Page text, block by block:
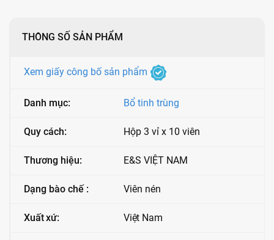
THÔNG SỐ SẢN PHẨM
Xem giấy công bố sản phẩm
Danh mục: Bổ tinh trùng
Quy cách: Hộp 3 vỉ x 10 viên
Thương hiệu: E&S VIỆT NAM
Dạng bào chế : Viên nén
Xuất xứ: Việt Nam